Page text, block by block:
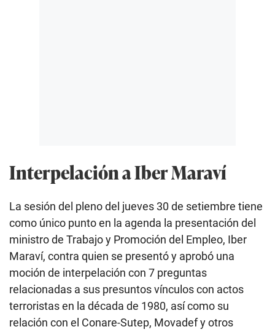
Interpelación a Iber Maraví
La sesión del pleno del jueves 30 de setiembre tiene
como único punto en la agenda la presentación del
ministro de Trabajo y Promoción del Empleo, Iber
Maraví, contra quien se presentó y aprobó una
moción de interpelación con 7 preguntas
relacionadas a sus presuntos vínculos con actos
terroristas en la década de 1980, así como su
relación con el Conare-Sutep, Movadef y otros